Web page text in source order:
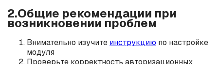
2.Общие рекомендации при
возникновении проблем
Внимательно изучите инструкцию по настройке
модуля
Проверьте корректность авторизационных